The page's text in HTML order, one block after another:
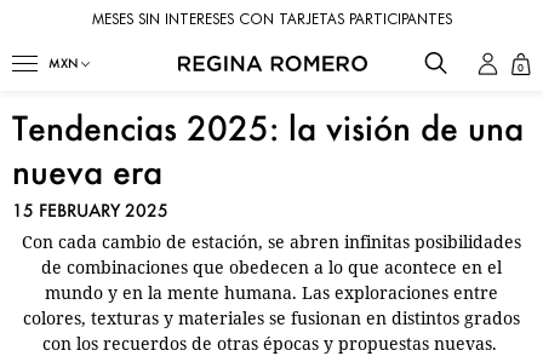
MESES SIN INTERESES CON TARJETAS PARTICIPANTES
0
Tendencias 2025: la visión de una
nueva era
15 FEBRUARY 2025
Con cada cambio de estación, se abren infinitas posibilidades
de combinaciones que obedecen a lo que acontece en el
mundo y en la mente humana. Las exploraciones entre
colores, texturas y materiales se fusionan en distintos grados
con los recuerdos de otras épocas y propuestas nuevas.